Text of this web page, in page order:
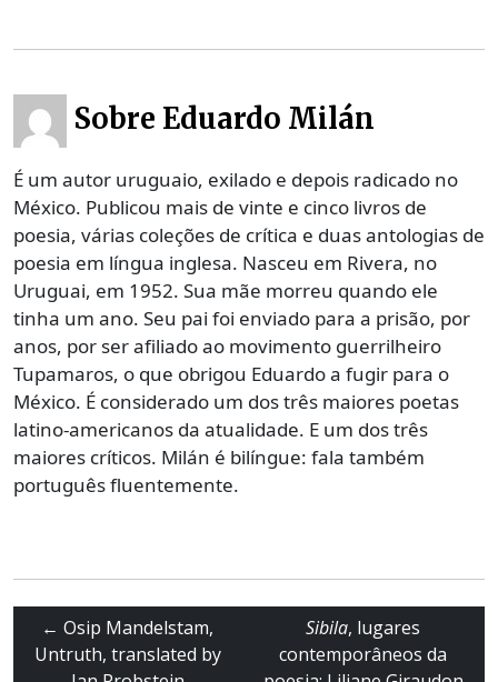
Sobre Eduardo Milán
É um autor uruguaio, exilado e depois radicado no
México. Publicou mais de vinte e cinco livros de
poesia, várias coleções de crítica e duas antologias de
poesia em língua inglesa. Nasceu em Rivera, no
Uruguai, em 1952. Sua mãe morreu quando ele
tinha um ano. Seu pai foi enviado para a prisão, por
anos, por ser afiliado ao movimento guerrilheiro
Tupamaros, o que obrigou Eduardo a fugir para o
México. É considerado um dos três maiores poetas
latino-americanos da atualidade. E um dos três
maiores críticos. Milán é bilíngue: fala também
português fluentemente.
← Osip Mandelstam,
Untruth, translated by
Sibila, lugares
contemporâneos da